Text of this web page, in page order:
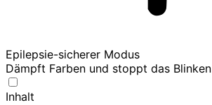
Epilepsie-sicherer Modus
Dämpft Farben und stoppt das Blinken
Inhalt